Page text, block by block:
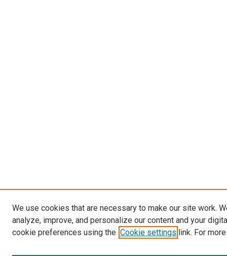
We use cookies that are necessary to make our site work.
analyze, improve, and personalize our content and your
cookie preferences using the Cookie settings link. For